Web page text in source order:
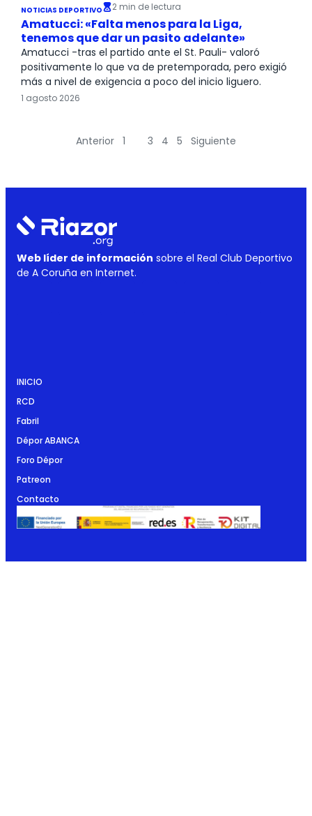
NOTICIAS DEPORTIVO 2 min de lectura
Amatucci: «Falta menos para la Liga,
tenemos que dar un pasito adelante»
Amatucci -tras el partido ante el St. Pauli- valoró
positivamente lo que va de pretemporada, pero exigió
más a nivel de exigencia a poco del inicio liguero.
1 agosto 2026
Anterior 1 3 4 5 Siguiente
Web líder de información sobre el Real Club Deportivo
de A Coruña en Internet.
INICIO
RCD
Fabril
Dépor ABANCA
Foro Dépor
Patreon
Contacto